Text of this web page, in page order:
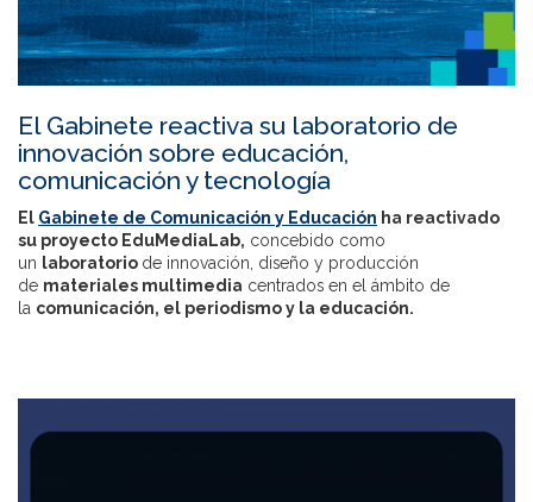
El Gabinete reactiva su laboratorio de
innovación sobre educación,
comunicación y tecnología
El Gabinete de Comunicación y Educación ha reactivado
su proyecto EduMediaLab, concebido como
un laboratorio de innovación, diseño y producción
de materiales multimedia centrados en el ámbito de
la comunicación, el periodismoy la educación.